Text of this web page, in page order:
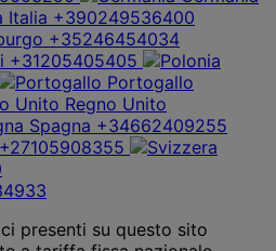
Italia +390249536400
+35246454034
+31205405405
Portogallo
Regno Unito
Spagna +34662409255
+27105908355
presenti su questo sito